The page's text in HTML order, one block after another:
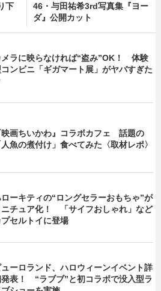
下
46・与田祐希3rd写真集『ヨー
ダ』公開カット
メラに映らなければ“盗み”OK！ 体験
ンビニ「ギガマート展」がヤバすぎた
映画ちいかわ』コラボカフェ 話題の
人魚の煮付け」食べてみた〈取材レポ〉
ーキティの“ロングセラーおもちゃ”が
ニチュア化！ 「サイフおしゃれ」など
プセルトイに登場
ューロランド、ハロウィーンイベント詳
表！ “ラブブ”と初コラボで没入型ラ